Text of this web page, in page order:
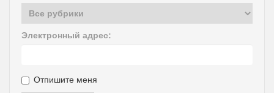
Электронный адрес:
Отпишите меня